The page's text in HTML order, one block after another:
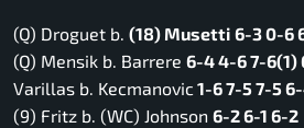
(Q) Droguet b. (18) Musetti 6-3 0-6
(Q) Mensik b. Barrere 6-4 4-6 7-6(1)
Varillas b. Kecmanovic 1-6 7-5 7-5
(9) Fritz b. (WC) Johnson 6-2 6-1 6-2